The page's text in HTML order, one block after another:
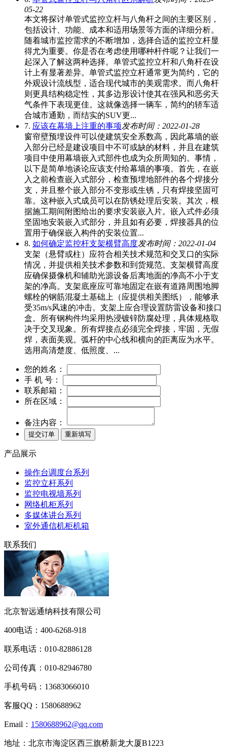
05-22
本文将探讨单管式监控立杆与八角杆之间的主要区别，
包括设计、功能、成本和适用场景等方面的详细分析。
随着城市监控需求的不断增加，选择合适的监控立杆显
得尤为重要。你是否在考虑使用哪种杆件呢？让我们一
起深入了解这两种选择。单管式监控立杆和八角杆在设
计上有显著差异。单管式监控立杆通常更为简约，它的
外观设计流线型，适合现代城市的美观需求。而八角杆
则更具结构稳定性，其多边形设计使其在强风和恶劣天
气条件下表现更佳。这就像选择一辆车，简约的轿车适
合城市通勤，而结实的SUV更...
7. 应该在幕墙上注重的事项发布时间：2022-01-28
窗帘壁预埋设件可以使建筑安全系数高，因此幕墙的嵌
入部分已经是建设项目中不可或缺的材料，并且在建筑
项目中使用幕墙嵌入式部件也成为众所周知的。事情，
以下是简单地谈论应该支付给幕墙的事项。首先，在嵌
入之前检查嵌入式部分，检查预埋地部件的各个焊接分
支，并且整个嵌入部分不变形或生锈，只有焊接坚固可
靠。这种嵌入式成员可以在防锈处理后安装。其次，根
据施工期间附图给出的要求安装嵌入片。嵌入式件必须
坚固地安装嵌入式部分，并且如有必要，焊接器具的位
置用于确保嵌入构件的安装位置...
8. 如何确定监控杆支架横臂高度发布时间：2022-01-04
支架（悬臂或柱）应符合相关技术规范和交叉口的实际
情况，并提供相关技术参数和到货规范。支架横臂高度
应确保摄像机和辅助光源设备后离地面的净高不小于支
架的净高。支架底座应可靠地固定在嵌有道路周围地脚
螺栓的钢筋混凝土基础上（应提供相关图纸），能够承
受35m/s风速的冲击。支架上应合理设置防雷设备和接口
盒。所有钢构件均采用热浸镀锌防腐处理，具体规格取
决于交叉现象。所有焊接点必须完全焊接，牢固，无假
焊，表面美观。弧杆的中心线和横向的距离应为水平。
选用高清楚度、低照度、...
您的姓名：
手 机 号：
联系邮箱：
所在区域：
备注内容：
产品展示
操作台调度台系列
监控立杆系列
监控电视墙系列
网络机柜系列
多媒体讲台系列
室外通信机柜机箱
联系我们
北京智远通纳科技有限公司
400电话： 400-6268-918
联系电话： 010-82886128
公司传真： 010-82946780
手机号码： 13683066010
客服QQ： 1580688962
Email： 1580688962@qq.com
地址： 北京市海淀区西三旗桥新龙大厦B1223